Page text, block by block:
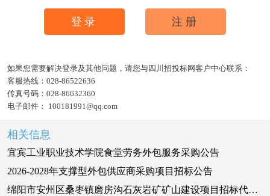
登录 注册
如果您需要解决登录及其他问题，请您与四川招投标网客户中心联系：
客服热线： 028-86522636
传真号码： 028-86632360
电子邮件： 100181991@qq.com
相关信息
宜宾工业职业技术学院食堂劳务外包服务采购公告
2026-2028年支撑型外包供应商采购项目招标公告
绵阳市安州区桑枣镇磨房沟石灰岩矿矿山建设项目招标代理机构比选公告